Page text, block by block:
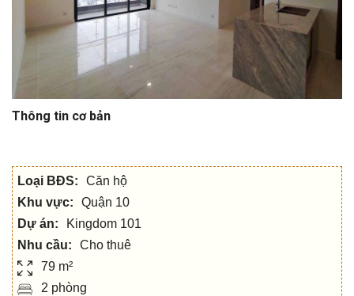
Thông tin cơ bản
Loại BĐS:
Căn hộ
Khu vực:
Quận 10
Dự án:
Kingdom 101
Nhu cầu:
Cho thuê
79 m²
2 phòng